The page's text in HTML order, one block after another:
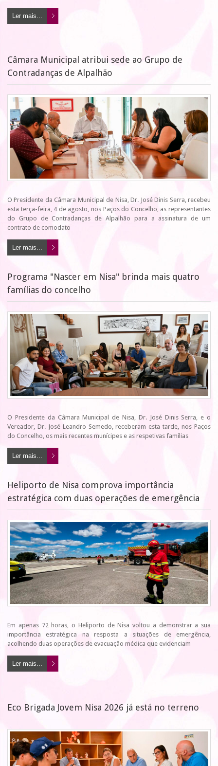
Ler mais...
Câmara Municipal atribui sede ao Grupo de
Contradanças de Alpalhão
O Presidente da Câmara Municipal de Nisa, Dr. José Dinis Serra, recebeu
esta terça-feira, 4 de agosto, nos Paços do Concelho, as representantes
do Grupo de Contradanças de Alpalhão para a assinatura de um
contrato de comodato
Ler mais...
Programa "Nascer em Nisa" brinda mais quatro
famílias do concelho
O Presidente da Câmara Municipal de Nisa, Dr. José Dinis Serra, e o
Vereador, Dr. José Leandro Semedo, receberam esta tarde, nos Paços
do Concelho, os mais recentes munícipes e as respetivas famílias
Ler mais...
Heliporto de Nisa comprova importância
estratégica com duas operações de emergência
Em apenas 72 horas, o Heliporto de Nisa voltou a demonstrar a sua
importância estratégica na resposta a situações de emergência,
acolhendo duas operações de evacuação médica que evidenciam
Ler mais...
Eco Brigada Jovem Nisa 2026 já está no terreno